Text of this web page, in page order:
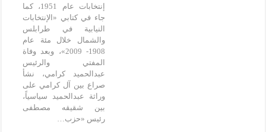
إنتخابات عام 1951، كما
جاء في كتابي «الإنتخابات
النيابية في طرابلس
والشمال خلال مئة عام
1908- 2009»، وبعد وفاة
المفتي والرئيس
عبدالحميد كرامي، نشأ
صراع بين آل كرامي على
وراثة عبدالحميد سياسياً،
بين شقيقه مصطفى
رئيس «حزب…